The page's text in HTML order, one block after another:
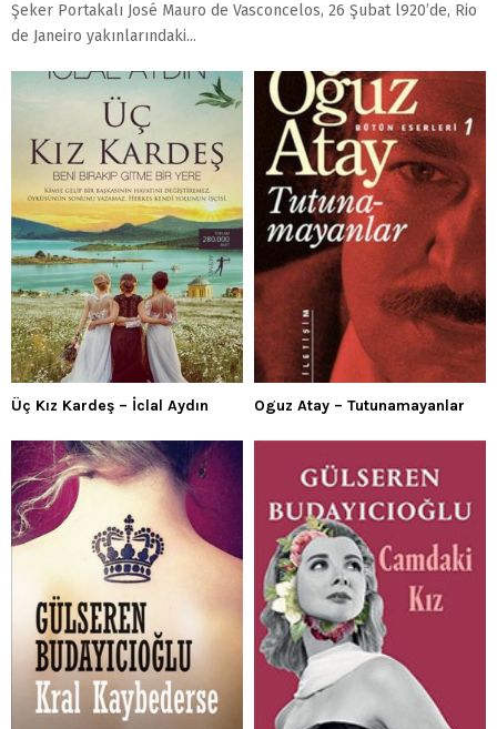
Şeker Portakalı José Mauro de Vasconcelos, 26 Şubat l920’de, Rio
de Janeiro yakınlarındaki...
Üç Kız Kardeş – İclal Aydın Oguz Atay – Tutunamayanlar